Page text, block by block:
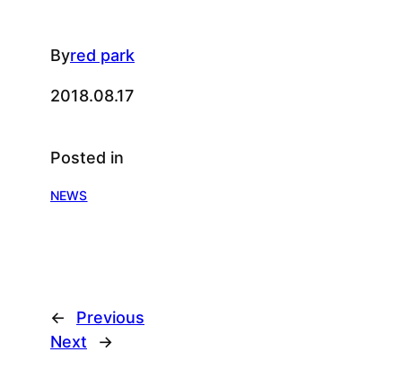
Byred park
2018.08.17
Posted in
NEWS
←
Previous
Next
→